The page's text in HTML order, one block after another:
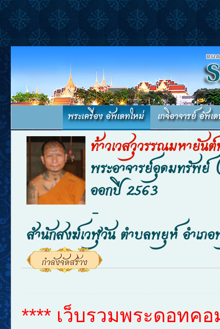
ท้าวเวสวุวรรณมหายัน
พระอาจารย์อุดมทรัพ
ออกปี 2563
-
สำนักสงฆ์เวฬุวัน ตำบลพยุห์ อำเภ
**** เว็บรวมพระดอทค